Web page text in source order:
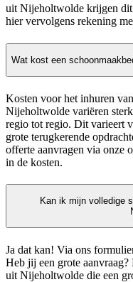
uit Nijeholtwolde krijgen dit
hier vervolgens rekening
Wat kost een
Kosten voor het inhuren
Nijeholtwolde variëren
regio tot regio. Dit varieert
grote terugkerende
offerte aanvragen via onze
in de kosten.
Kan ik mijn volledige
Ja dat kan! Via ons
Heb jij een grote
uit Nijeholtwolde die een